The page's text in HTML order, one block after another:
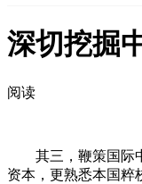
深切挖掘
阅读
其三，鞭策国际中
资本，更熟悉本国粹